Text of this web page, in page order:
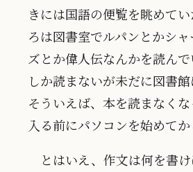
きには国語の便覧を眺めて
ろは図書室でルパンとかシ
ズとか偉人伝なんかを読ん
しか読まないが未だに図書館
そういえば、本を読まなく
入る前にパソコンを始めてか
とはいえ、作文は何を書